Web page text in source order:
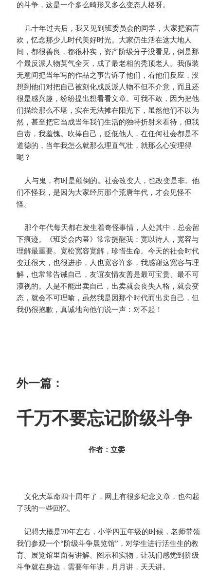
的斗争，这是一个多么畸形又多么变态人格呀。
几十年过去后，我又见到班委员会的同学，大家把酒言
欢，忆念那少儿时代美好时光。大家仍生活在这大地人
间，都很善良，都很朴实，资产阶级分子没看见，倒是那
个最反派人物英气全灭，成了最老相的秃顶老人。我假装
无意间把当年写的作品之事告诉了他们，看他们反应，没
想到他们对把自己被刻化成反派人物不但不介意，而且还
很是感兴趣，纷纷提出想看看文章。可我不敢，因为把他
们描绘那么不堪，实在无法摊在阳光下，虽然他们不以为
然，甚至把它当成当年我们生活的独特折射来看待，但我
自责，我羞愧。吹捧自己，贬低他人，在任何社会都是不
道德的，当年我怎么就那么理直气壮，就那么心安理得
呢？
人与鬼，有时是颠倒的。社会改变人，也改变是非。他
们不怪我，是因为大家经历那个荒唐年代，才会见怪不
怪。
那个年代每天都在发生着奇怪事情，人处其中，总会留
下痕迹。《班委会内幕》常常提醒我：宽以待人，宽容与
理解最重要。宽松宽容宽解，珍惜生命。今天的社会时代
变迁很大，也很进步，人也宽容许多，我感谢这宽容与理
解，也常常告诫自己，友谊友情友善是最可宝贵、最不可
漠视的。人是不能出卖自己，出卖就会丧失人格，就会变
态，就会不可理喻，虽然我是因那个时代而出卖自己，但
我仍很抱歉，真诚地向他们说一声：对不起！
外一篇：
千万不要忘记阶级斗争
作者：立委
文化大革命四十周年了，网上有很多纪念文章，也勾起
了我的一些回忆。
记得大概是70年左右，小学四五年级的时候，老师带领
我们参观一个“阶级斗争展览馆”，对学生进行活生生的教
育。展览馆里面有讲解、图示和实物，让我们感觉到阶级
斗争就在身边，需要年年讲，月月讲，天天讲。